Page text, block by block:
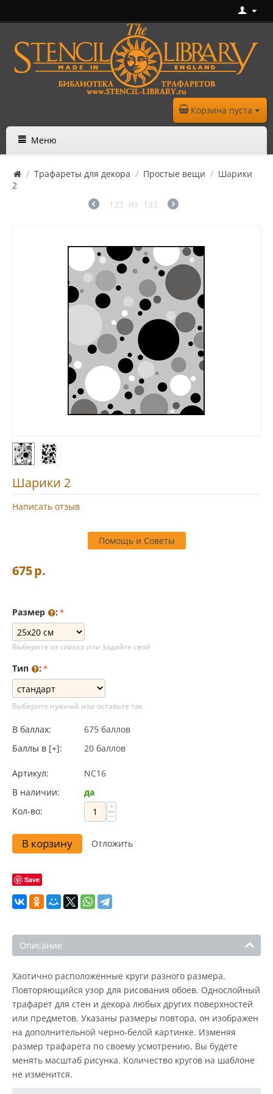
Корзина пуста
Меню
/ Трафареты для декора / Простые вещи / Шарики
2
123 из 133
Шарики 2
Написать отзыв
Помощь и Советы
675р.
Размер :
Выберите из списка или задайте свой
Тип :
Выберите нужный или оставьте так
В баллах:
675 баллов
Баллы в [+]:
20 баллов
Артикул:
NC16
В наличии:
да
Кол-во:
+
−
В корзину Отложить
Save
Описание
Хаотично расположенные круги разного размера.
Повторяющийся узор для рисования обоев. Однослойный
трафарет для стен и декора любых других поверхностей
или предметов. Указаны размеры повтора, он изображен
на дополнительной черно-белой картинке. Изменяя
размер трафарета по своему усмотрению, Вы будете
менять масштаб рисунка. Количество кругов на шаблоне
не изменится.